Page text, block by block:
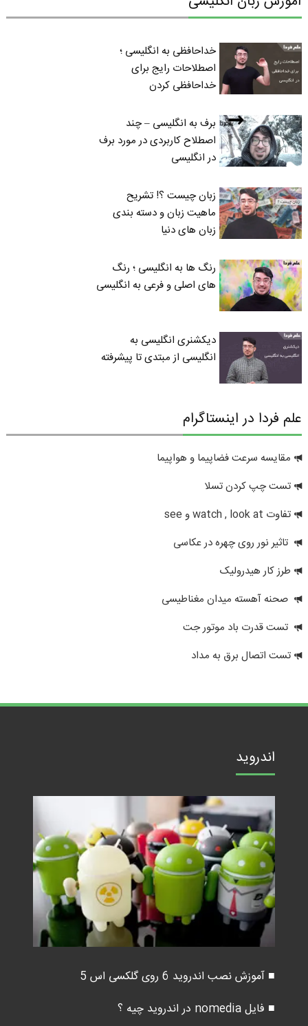
خداحافظی به انگلیسی ؛
اصطلاحات رایج برای
خداحافظی کردن
برف به انگلیسی – چند
اصطلاح کاربردی در مورد برف
در انگلیسی
زبان چیست ؟! تشریح
ماهیت زبان و دسته بندی
زبان های دنیا
رنگ ها به انگلیسی ؛ رنگ
های اصلی و فرعی به انگلیسی
دیکشنری انگلیسی به
انگلیسی از مبتدی تا پیشرفته
علم فردا در اینستاگرام
مقایسه سرعت فضاپیما و هواپیما
تست چپ کردن تسلا
تفاوت watch , look at و see
تاثیر نور روی چهره در عکاسی
طرز کار هیدرولیک
صحنه آهسته میدان مغناطیسی
تست قدرت باد موتور جت
تست اتصال برق به مداد
اندروید
■ آموزش نصب اندروید 6 روی گلکسی اس 5
■ فایل nomedia در اندروید چیه ؟